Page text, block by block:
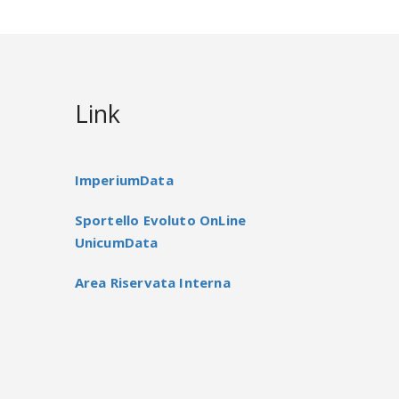
Link
ImperiumData
Sportello Evoluto OnLine
UnicumData
Area Riservata Interna